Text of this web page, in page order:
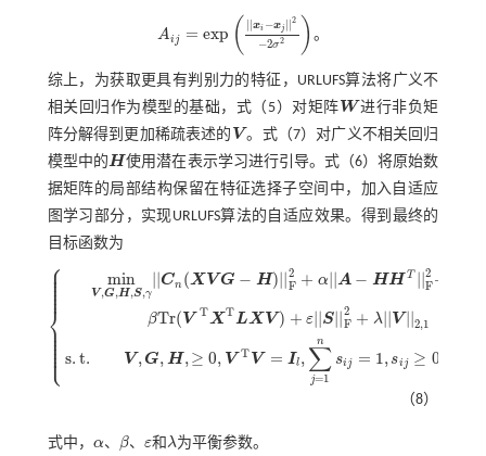
Ai j = exp ( |xi −xj |2
−2σ2 )
Aij= exp ||xi- xj ||2-2σ2 。
综上，为获取更具有判别力的特征，URLUFS算法将广义不
相关回归作为模型的基础， 式（5） 对矩阵 W
W 进行非负矩
阵分解得到更加稀疏表述的 V
V 。 式（7） 对广义不相关回归
模型中的 H
H 使用潜在表示学习进行引导。式（6）将原始数
据矩阵的局部结构保留在特征选择子空间中，加入自适应
图学习部分，实现URLUFS算法的自适应效果。得到最终的
目标函数为
⎧
⎩
⎨
⎪
⎪
⎪⎪⎪⎪
⎪
⎪⎪⎪⎪⎪⎪
⎪
min
V,G, H ,S,γ
Cn (X V G − H)
2
F + α A − HH T
2
F+
βTr( V T XT L X V ) + ε||S||2
F + λ|| V ||2,1
s. t. V ,G, H,≥ 0, V T V = Il , ∑
j=1
n
si j = 1,si j ≥ 0
m Cn G H T F2 + βT VTXT
（8）
式中， α
α 、 β
β、 ε
ε和λ
λ 为平衡参数。